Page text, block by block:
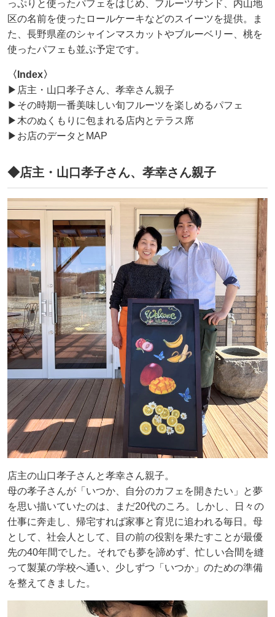
っぷりと使ったパフェをはじめ、フルーツサンド、内山地
区の名前を使ったロールケーキなどのスイーツを提供。ま
た、長野県産のシャインマスカットやブルーベリー、桃を
使ったパフェも並ぶ予定です。
〈Index〉
▶店主・山口孝子さん、孝幸さん親子
▶その時期一番美味しい旬フルーツを楽しめるパフェ
▶木のぬくもりに包まれる店内とテラス席
▶お店のデータとMAP
◆店主・山口孝子さん、孝幸さん親子
店主の山口孝子さんと孝幸さん親子。
母の孝子さんが「いつか、自分のカフェを開きたい」と夢
を思い描いていたのは、まだ20代のころ。しかし、日々の
仕事に奔走し、帰宅すれば家事と育児に追われる毎日。母
として、社会人として、目の前の役割を果たすことが最優
先の40年間でした。それでも夢を諦めず、忙しい合間を縫
って製菓の学校へ通い、少しずつ「いつか」のための準備
を整えてきました。